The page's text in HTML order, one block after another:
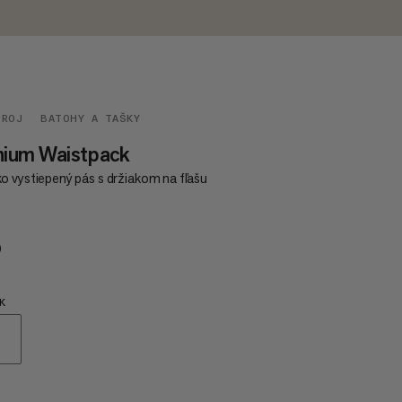
BATOHY A TAŠKY
Waistpack
vystiepený pás s držiakom na fľašu